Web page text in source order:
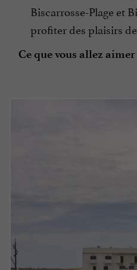
Biscarrosse-Plage et
profiter des plaisirs
Ce que vous allez aimer